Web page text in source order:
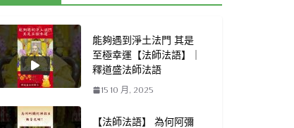
能夠遇到淨土法門 其是
至極幸運【法師法語】｜
釋道盛法師法語
15 10 月, 2025
【法師法語】 為何阿彌